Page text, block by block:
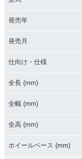
2014年 BOLT AB
発売年
発売月
仕向け・仕様
全長 (mm)
全幅 (mm)
全高 (mm)
ホイールベース (mm)